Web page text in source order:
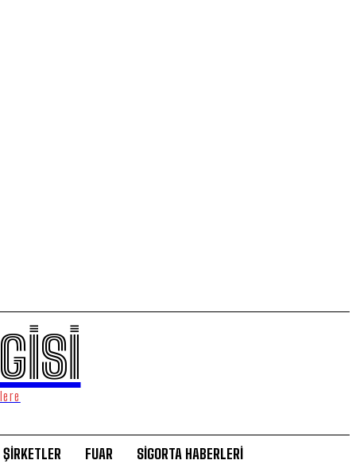
ŞİRKETLER FUAR SİGORTA HABERLERİ